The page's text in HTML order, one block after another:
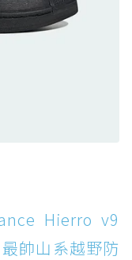
2 WP：腳
水輕越野鞋
八孔加上全防
BADGER
神器！搭載固特
Hierro v9
帥山系越野防